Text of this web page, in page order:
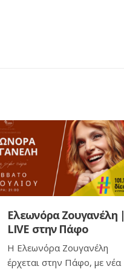
Νίκος Πορτοκάλογλου
& Γιάννης Κότσιρας Live
στην Κύπρο
Οι δυο κορυφαίοι